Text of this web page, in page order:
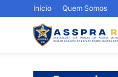
Início Quem Somos